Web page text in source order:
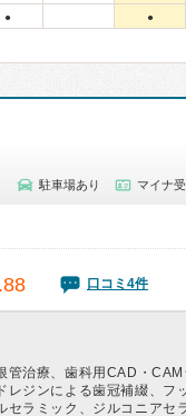
● ●
駐車場あり マイナ
口コミ4件
管治療、歯科用CAD・
ドレジンによる歯冠補綴、フ
セラミック、ジルコニアセ